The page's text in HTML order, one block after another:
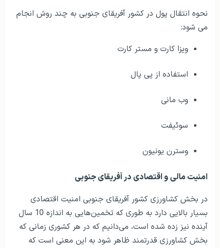
نحوه انتقال پول در کشور آفریقای جنوبی به چند روش انجام
می شود:
ویزا کارت و مستر کارت
استفاده از پی پال
وب مانی
سوئیفت
وسترن یونیون
امنیت مالی و اقتصادی در آفریقای جنوبی
در بخش کشاورزی کشور آفریقای جنوبی امنیت اقتصادی
بسیار بالایی دارد به طوری که تخمین‌هایی به اندازه 10 سال
آینده نیز زده شده است، می‌دانیم که در هر کشوری زمانی که
بخش کشاورزی قدرتمند ظاهر شود به این معنی است که